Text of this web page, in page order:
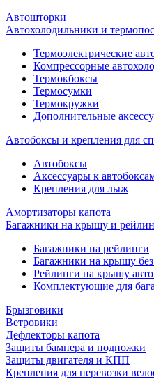
Автошторки
Автохолодильники и
Термоэлектрические
Компрессорные
Термокбоксы
Термосумки
Термокружки
Дополнительные
Автобоксы и крепления для
Автобоксы
Аксессуары к
Крепления для лыж
Амортизаторы капота
Багажники на крышу и
Багажники на рейлинги
Багажники на крышу
Рейлинги на крышу
Комплектующие для
Брызговики
Ветровики
Дефлекторы капота
Защиты бампера и подножки
Защиты двигателя и КПП
Крепления для перевозки